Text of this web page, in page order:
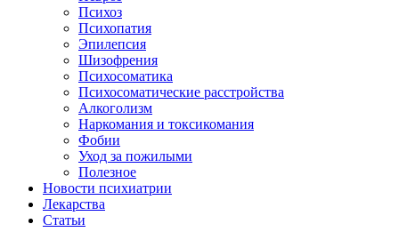
Психоз
Психопатия
Эпилепсия
Шизофрения
Психосоматика
Психосоматические расстройства
Алкоголизм
Наркомания и токсикомания
Фобии
Уход за пожилыми
Полезное
Новости психиатрии
Лекарства
Статьи